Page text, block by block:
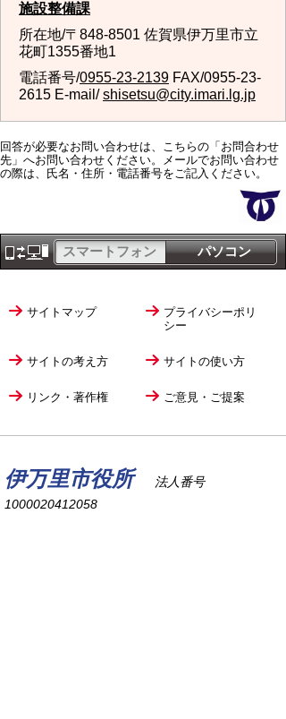
施設整備課
所在地/〒848-8501 佐賀県伊万里市立
花町1355番地1
電話番号/0955-23-2139 FAX/0955-23-
2615 E-mail/shisetsu@city.imari.lg.jp
回答が必要なお問い合わせは、こちらの「お問合わせ
先」へお問い合わせください。メールでお問い合わせ
の際は、氏名・住所・電話番号をご記入ください。
パソコン
スマートフォン
サイトマップ
プライバシーポリ
シー
サイトの考え方 サイトの使い方
リンク・著作権 ご意見・ご提案
伊万里市役所
法人番号
1000020412058